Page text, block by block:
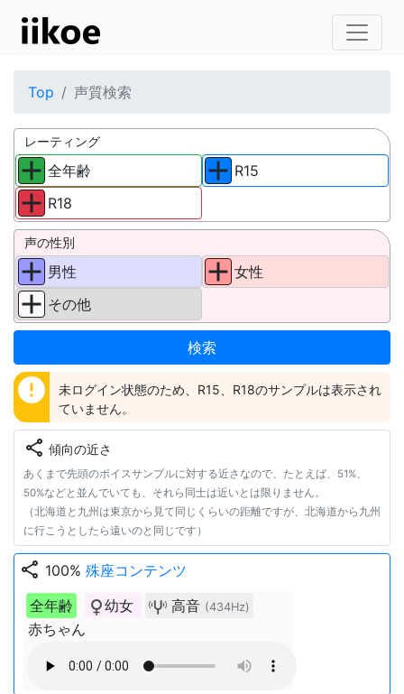
Top 声質検索
レーティング
全年齢
R18
R15
声の性別
男性
その他
女性
error
未ログイン状態のため、R15、R18のサンプルは表示され
ていません。
share 傾向の近さ
あくまで先頭のボイスサンプルに対する近さなので、たとえば、51%、
50%などと並んでいても、それら同士は近いとは限りません。
（北海道と九州は東京から見て同じくらいの距離ですが、北海道から九州
に行こうとしたら遠いのと同じです）
share 100% 殊座コンテンツ
全年齢
幼女 高音 (434Hz)
赤ちゃん